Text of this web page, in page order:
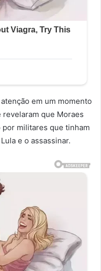
em um momento
que Moraes
militares que tinham
e o assassinar.